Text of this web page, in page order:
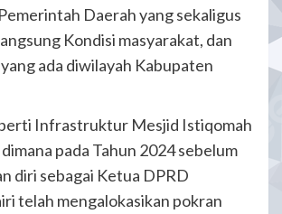
Daerah yang sekaligus
Kondisi masyarakat, dan
ada diwilayah Kabupaten
Infrastruktur Mesjid Istiqomah
pada Tahun 2024 sebelum
diri sebagai Ketua DPRD
telah mengalokasikan pokran